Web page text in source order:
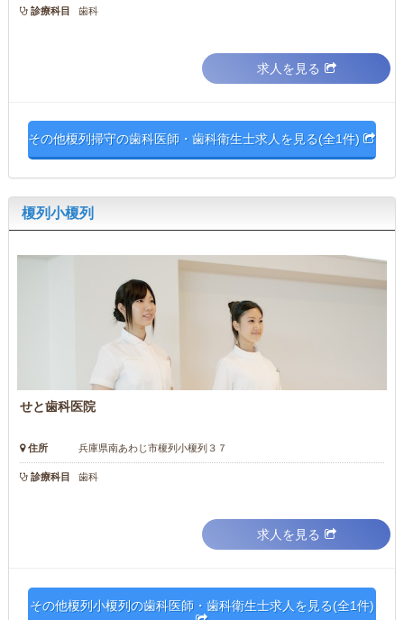
診療科目 歯科
求人を見る
その他榎列掃守の歯科医師・歯科衛生士求人を見る(全1件)
榎列小榎列
せと歯科医院
住所 兵庫県南あわじ市榎列小榎列３７
診療科目 歯科
求人を見る
その他榎列小榎列の歯科医師・歯科衛生士求人を見る(全1件)